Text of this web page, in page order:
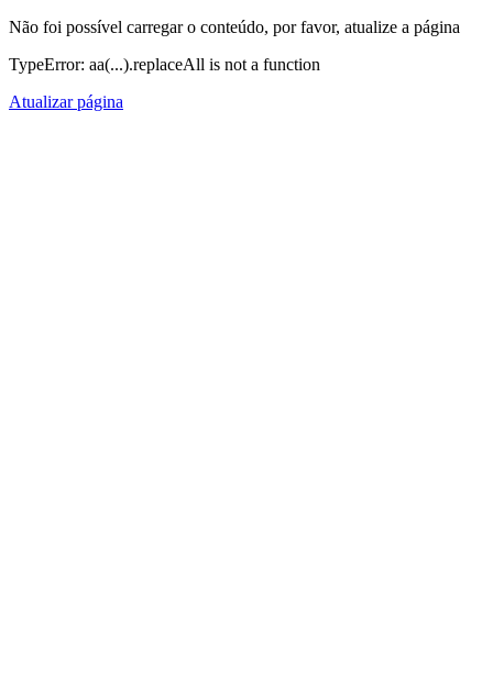
Não foi possível carregar o conteúdo, por favor, atualize a página
TypeError: aa(...).replaceAll is not a function
Atualizar página